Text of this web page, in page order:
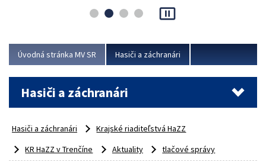
pause_presentation
Úvodná stránka MV SR Hasiči a záchranári
Hasiči a záchranári
Hasiči a záchranári
Krajské riaditeľstvá HaZZ
KR HaZZ v Trenčíne
Aktuality tlačové správy